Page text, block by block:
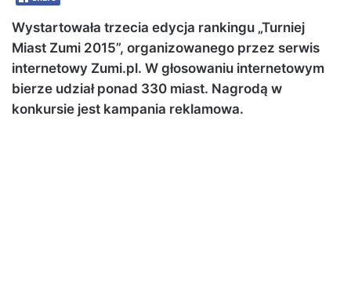
Wystartowała trzecia edycja rankingu „Turniej
Miast Zumi 2015”, organizowanego przez serwis
internetowy Zumi.pl. W głosowaniu internetowym
bierze udział ponad 330 miast. Nagrodą w
konkursie jest kampania reklamowa.